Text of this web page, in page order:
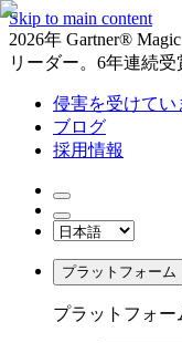
Skip to main content
2026年 Gartner®
リーダー。6年連続受
侵害を受けてい
ブログ
採用情報
プラットフォーム
プラットフォー